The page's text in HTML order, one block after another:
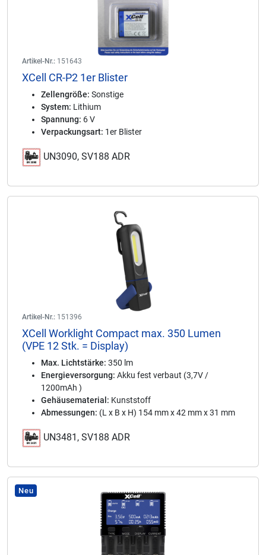
Artikel-Nr.: 151643
XCell CR-P2 1er Blister
Zellengröße: Sonstige
System: Lithium
Spannung: 6 V
Verpackungsart: 1er Blister
UN3090, SV188 ADR
Artikel-Nr.: 151396
XCell Worklight Compact max. 350 Lumen
(VPE 12 Stk. = Display)
Max. Lichtstärke: 350 lm
Energieversorgung: Akku fest verbaut (3,7V /
1200mAh )
Gehäusematerial: Kunststoff
Abmessungen: (L x B x H) 154 mm x 42 mm x 31 mm
UN3481, SV188 ADR
Neu